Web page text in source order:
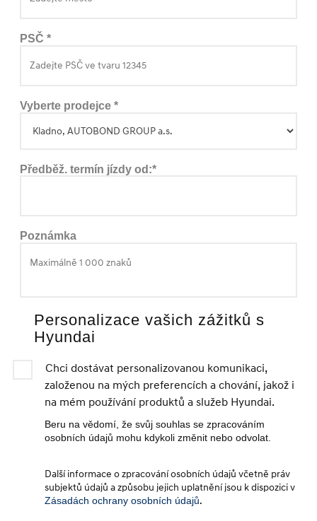
PSČ *
Vyberte prodejce *
Předběž. termín jízdy od:*
Poznámka
Personalizace vašich zážitků s
Hyundai
Chci dostávat personalizovanou komunikaci,
založenou na mých preferencích a chování, jakož i
na mém používání produktů a služeb Hyundai.
Beru na vědomí, že svůj souhlas se zpracováním
osobních údajů mohu kdykoli změnit nebo odvolat.
Další informace o zpracování osobních údajů včetně práv
subjektů údajů a způsobu jejich uplatnění jsou k dispozici v
Zásadách ochrany osobních údajů.